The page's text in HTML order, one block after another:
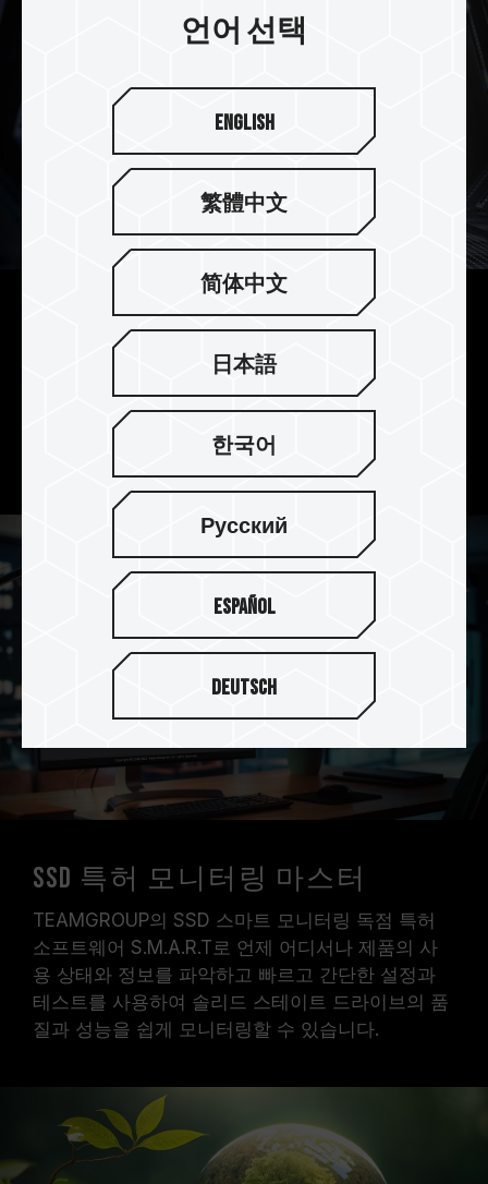
PCIe Gen4로 최대 7,000MB/s의 성
PCIe Gen4x4 인터페이스로 최대 7,000 MB/s 및
6,000 MB/s의 연속 읽기 및 쓰기 속도로 원활한 시
스템 사용을 제공합니다.
SSD 특허 모니터링 마스터
TEAMGROUP의 SSD 스마트 모니터링 독점 특허
소프트웨어 S.M.A.R.T로 언제 어디서나 제품의 사
용 상태와 정보를 파악하고 빠르고 간단한 설정과
테스트를 사용하여 솔리드 스테이트 드라이브의 품
질과 성능을 쉽게 모니터링할 수 있습니다.
언어 선택
English
繁體中文
简体中文
日本語
한국어
Русский
Español
Deutsch